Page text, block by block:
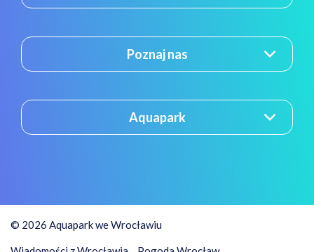
Poznaj nas
Aquapark
© 2026 Aquapark we Wrocławiu